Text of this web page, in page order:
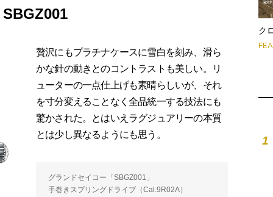
贅沢にもプラチナケースに雪白を刻み、滑ら
かな針の動きとのコントラストも美しい。リ
ューターの一点仕上げも素晴らしいが、それ
を寸分変えることなく全品統一する技法にも
驚かされた。とはいえラグジュアリーの本質
とは少し異なるようにも思う。
グランドセイコー「SBGZ001」
手巻きスプリングドライブ（Cal.9R02A）
ク
1